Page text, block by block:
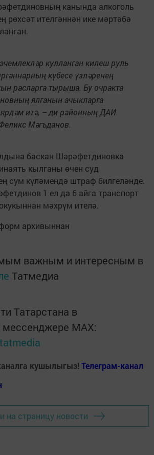
канында алкоголь
рөхсәт ителгәннән ике мәртәбә
кулланган килеш руль
күбесе үзләренең
расларга тырыша. Бу очракта
ялганын ачыкларга
итә, – ди районның ДАИ
Мәгъданов.
баскан Шәрәфетдиновка
кылганы өчен суд
сум күләмендә штраф билгеләнде.
1 ел да 6 айга транспорт
мәхрүм ителә.
архивыннан
важным и интересным в
Татмедиа
Татарстана в
мессенджере MАХ:
кушылыгыз! Телеграм-канал
на страницу новости